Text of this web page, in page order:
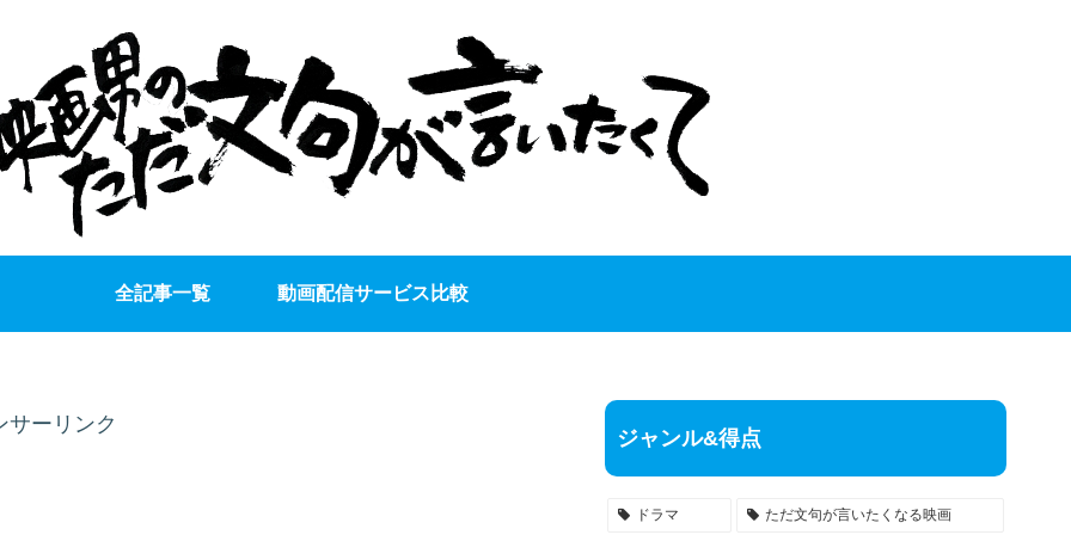
全記事一覧 動画配信サービス比較
サーリンク
ジャンル&得点
ドラマ ただ文句が言いたくなる映画